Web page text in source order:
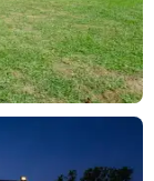
con el